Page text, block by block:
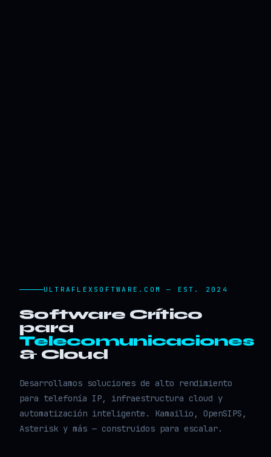
ULTRAFLEXSOFTWARE.COM — EST. 2024
Software Crítico
para
Telecomunicaciones
& Cloud
Desarrollamos soluciones de alto rendimiento
para telefonía IP, infraestructura cloud y
automatización inteligente. Kamailio, OpenSIPS,
Asterisk y más — construidos para escalar.